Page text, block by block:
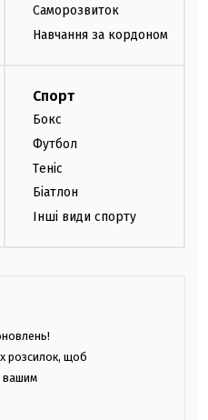
Саморозвиток
Навчання за кордоном
Спорт
Бокс
Футбол
Теніс
Біатлон
Інші види спорту
розсилок, щоб
вашим